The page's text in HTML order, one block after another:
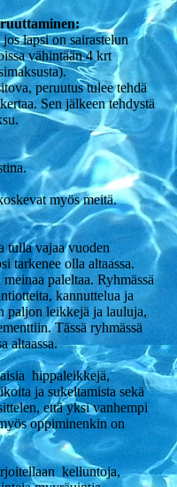
lapsi on sairastelun
vähintään 4 krt
peruutus tulee tehdä
Sen jälkeen tehdystä
myös meitä.
tulla vajaa vuoden
tarkenee olla altaassa.
paleltaa. Ryhmässä
kannuttelua ja
paljon leikkejä ja lauluja,
Tässä ryhmässä
altaassa.
hippaleikkejä,
ja sukeltamista sekä
että yksi vanhempi
oppiminenkin on
kelluntoja,